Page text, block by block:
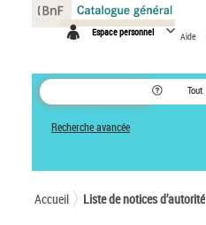
Espace personnel Aide
Tout
Recherche avancée
Accueil Liste de notices d’autorité
Panneau de gestion des cookies